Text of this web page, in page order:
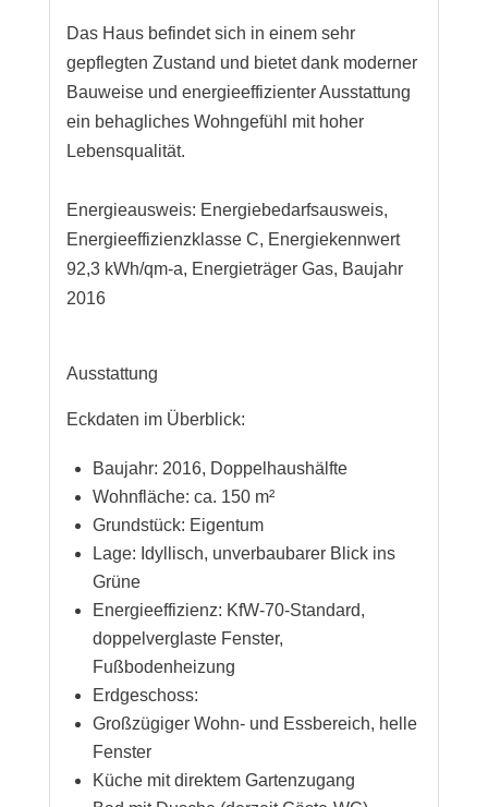
Das Haus befindet sich in einem sehr
gepflegten Zustand und bietet dank moderner
Bauweise und energieeffizienter Ausstattung
ein behagliches Wohngefühl mit hoher
Lebensqualität.
Energieausweis: Energiebedarfsausweis,
Energieeffizienzklasse C, Energiekennwert
92,3 kWh/qm-a, Energieträger Gas, Baujahr
2016
Ausstattung
Eckdaten im Überblick:
Baujahr: 2016, Doppelhaushälfte
Wohnfläche: ca. 150 m²
Grundstück: Eigentum
Lage: Idyllisch, unverbaubarer Blick ins
Grüne
Energieeffizienz: KfW-70-Standard,
doppelverglaste Fenster,
Fußbodenheizung
Erdgeschoss:
Großzügiger Wohn- und Essbereich, helle
Fenster
Küche mit direktem Gartenzugang